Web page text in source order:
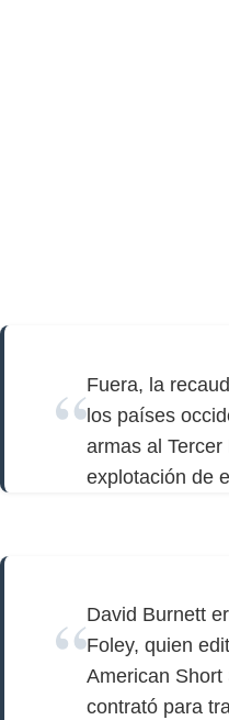
Fuera, la
los países
armas al Tercer
explotación de
David Burnett
Foley, quien
American
contrató para